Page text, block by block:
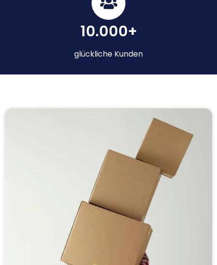
10.000+
glückliche Kunden